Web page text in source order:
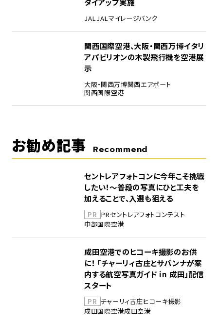
JALJALマイレージバンク
関西国際空港、大阪・関西万博イタリ
アパビリオンの木製飛行機を空港展
示
大阪・関西万博関西エアポート
関西国際空港
お勧め記事 Recommend
セントレアフォトコンに今年こそ挑戦
したい！～普段の写真にひと工夫を
加えることで、入選も狙える
PR PRセントレアフォトコンテスト
中部国際空港
成田空港でのヒコーキ撮影のお供
に！ 「チャーリィ古庄とサバンナが案
内する航空写真ガイド in 成田」配信
スタート
PR チャーリィ古庄ヒコーキ撮影
成田国際空港成田空港